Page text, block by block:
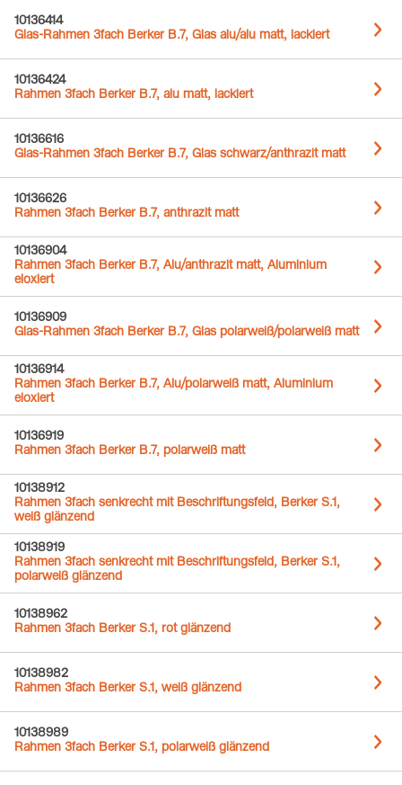
10136414
Glas-Rahmen 3fach Berker B.7, Glas alu/alu matt, lackiert
10136424
Rahmen 3fach Berker B.7, alu matt, lackiert
10136616
Glas-Rahmen 3fach Berker B.7, Glas schwarz/anthrazit matt
10136626
Rahmen 3fach Berker B.7, anthrazit matt
10136904
Rahmen 3fach Berker B.7, Alu/anthrazit matt, Aluminium
eloxiert
10136909
Glas-Rahmen 3fach Berker B.7, Glas polarweiß/polarweiß matt
10136914
Rahmen 3fach Berker B.7, Alu/polarweiß matt, Aluminium
eloxiert
10136919
Rahmen 3fach Berker B.7, polarweiß matt
10138912
Rahmen 3fach senkrecht mit Beschriftungsfeld, Berker S.1,
weiß glänzend
10138919
Rahmen 3fach senkrecht mit Beschriftungsfeld, Berker S.1,
polarweiß glänzend
10138962
Rahmen 3fach Berker S.1, rot glänzend
10138982
Rahmen 3fach Berker S.1, weiß glänzend
10138989
Rahmen 3fach Berker S.1, polarweiß glänzend